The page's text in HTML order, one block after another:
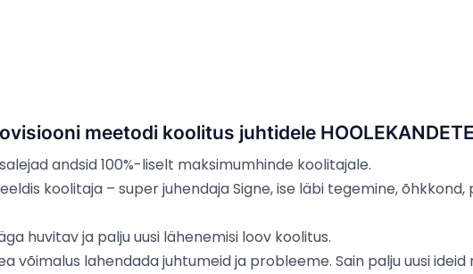
meetodi koolitus juhtidele
andsid 100%-liselt maksimumhinde koolitajale.
koolitaja – super juhendaja Signe, ise läbi tegemine,
huvitav ja palju uusi lähenemisi loov koolitus.
võimalus lahendada juhtumeid ja probleeme. Sain palju uusi